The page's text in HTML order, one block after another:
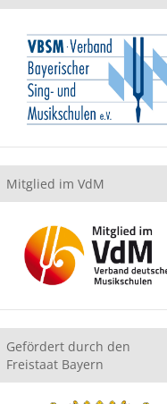
Mitglied im VdM
Gefördert durch den
Freistaat Bayern